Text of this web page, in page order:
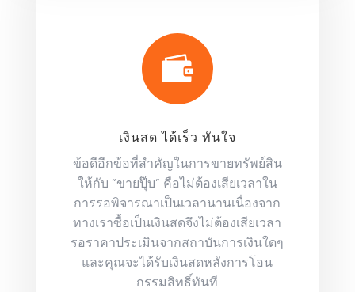

เงินสด ได้เร็ว ทันใจ
ข้อดีอีกข้อที่สำคัญในการขายทรัพย์สิน
ให้กับ “ขายปุ๊บ” คือไม่ต้องเสียเวลาใน
การรอพิจารณาเป็นเวลานานเนื่องจาก
ทางเราซื้อเป็นเงินสดจึงไม่ต้องเสียเวลา
รอราคาประเมินจากสถาบันการเงินใดๆ
และคุณจะได้รับเงินสดหลังการโอน
กรรมสิทธิ์ทันที